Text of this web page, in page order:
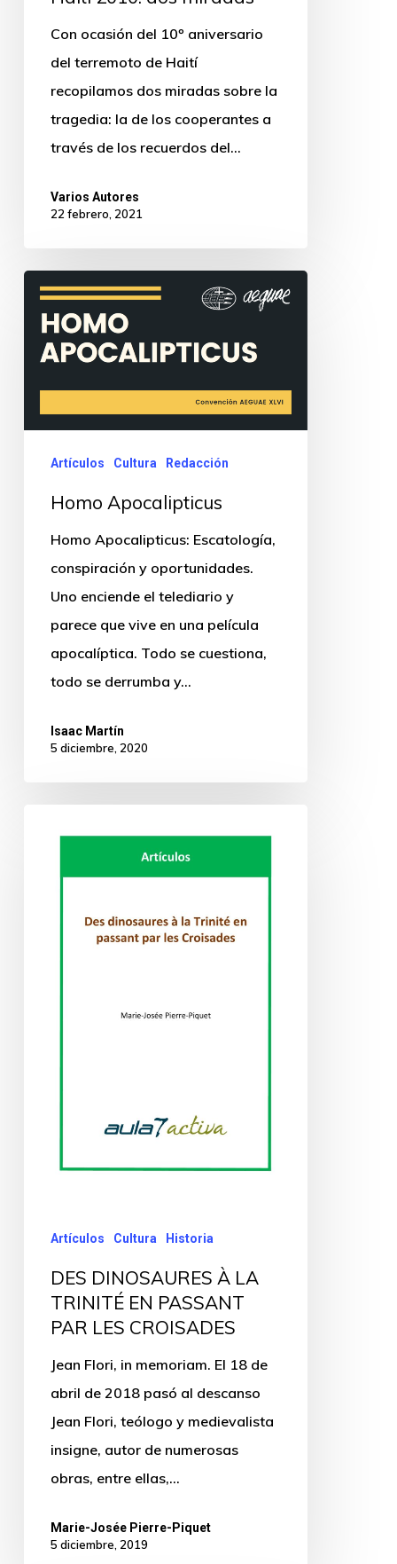
Con ocasión del 10º aniversario
del terremoto de Haití
recopilamos dos miradas sobre la
tragedia: la de los cooperantes a
través de los recuerdos del…
Varios Autores
22 febrero, 2021
Artículos Cultura Redacción
Homo Apocalipticus
Homo Apocalipticus: Escatología,
conspiración y oportunidades.
Uno enciende el telediario y
parece que vive en una película
apocalíptica. Todo se cuestiona,
todo se derrumba y…
Isaac Martín
5 diciembre, 2020
Artículos Cultura Historia
DES DINOSAURES À LA
TRINITÉ EN PASSANT
PAR LES CROISADES
Jean Flori, in memoriam. El 18 de
abril de 2018 pasó al descanso
Jean Flori, teólogo y medievalista
insigne, autor de numerosas
obras, entre ellas,…
Marie-Josée Pierre-Piquet
5 diciembre, 2019